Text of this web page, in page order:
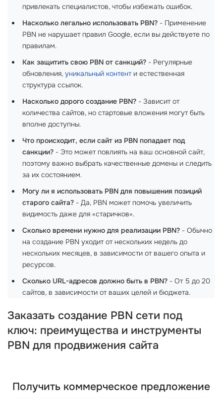
привлекать специалистов, чтобы избежать ошибок.
Насколько легально использовать PBN? - Применение
PBN не нарушает правил Google, если вы действуете по
правилам.
Как защитить свою PBN от санкций? - Регулярные
обновления, уникальный контенти естественная
структура ссылок.
Насколько дорого создание PBN? - Зависит от
количества сайтов, но стартовые вложения могут быть
вполне доступны.
Что происходит, если сайт из PBN попадает под
санкции? - Это может повлиять на ваш основной сайт,
поэтому важно выбрать качественные домены и следить
за их состоянием.
Могу ли я использовать PBN для повышения позиций
старого сайта? - Да, PBN может помочь увеличить
видимость даже для «старичков».
Сколько времени нужно для реализации PBN? - Обычно
на создание PBN уходит от нескольких недель до
нескольких месяцев, в зависимости от вашего опыта и
ресурсов.
Сколько URL-адресов должно быть в PBN? - От 5 до 20
сайтов, в зависимости от ваших целей и бюджета.
Заказать создание PBN сети под
ключ: преимущества и инструменты
PBN для продвижения сайта
Получить коммерческое предложение